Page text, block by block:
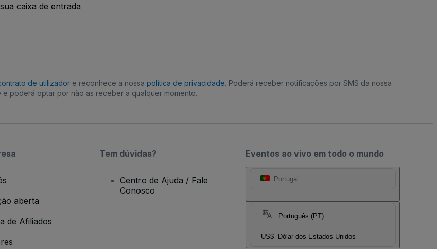
caixa de entrada
de utilizador e reconhece a nossa política de privacidade. Poderá receber notificações por SMS da nossa
e poderá optar por não as receber a qualquer momento.
Eventos ao vivo em todo o mundo
Portugal
Português (PT)
US$ Dólar dos Estados Unidos
aberta
de Afiliados
Tem dúvidas?
Centro de Ajuda / Fale
Conosco